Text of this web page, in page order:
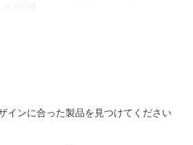
を削減
減によるモータ寿命の延長
ョメータによる簡単なパラメー
の制御用バスインタフェースを
インに合った製品を見つけてください